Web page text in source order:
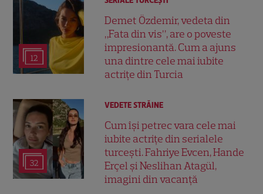
12
Demet Özdemir, vedeta din
„Fata din vis”, are o poveste
impresionantă. Cum a ajuns
una dintre cele mai iubite
actrițe din Turcia
32
VEDETE STRĂINE
Cum își petrec vara cele mai
iubite actrițe din serialele
turcești. Fahriye Evcen, Hande
Erçel și Neslihan Atagül,
imagini din vacanță